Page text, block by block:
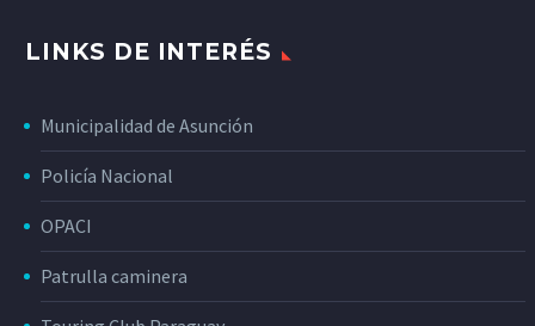
LINKS DE INTERÉS
Municipalidad de Asunción
Policía Nacional
OPACI
Patrulla caminera